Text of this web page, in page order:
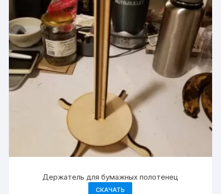
Держатель для бумажных полотенец
СКАЧАТЬ